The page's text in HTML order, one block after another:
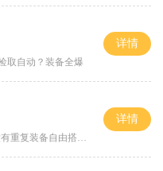
取自动？装备全爆
详情
复装备自由搭配私
详情